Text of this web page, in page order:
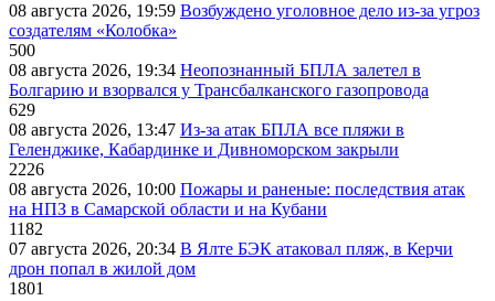
08 августа 2026, 19:59 Возбуждено уголовное дело из-за угроз
создателям «Колобка»
500
08 августа 2026, 19:34 Неопознанный БПЛА залетел в
Болгарию и взорвался у Трансбалканского газопровода
629
08 августа 2026, 13:47 Из-за атак БПЛА все пляжи в
Геленджике, Кабардинке и Дивноморском закрыли
2226
08 августа 2026, 10:00 Пожары и раненые: последствия атак
на НПЗ в Самарской области и на Кубани
1182
07 августа 2026, 20:34 В Ялте БЭК атаковал пляж, в Керчи
дрон попал в жилой дом
1801